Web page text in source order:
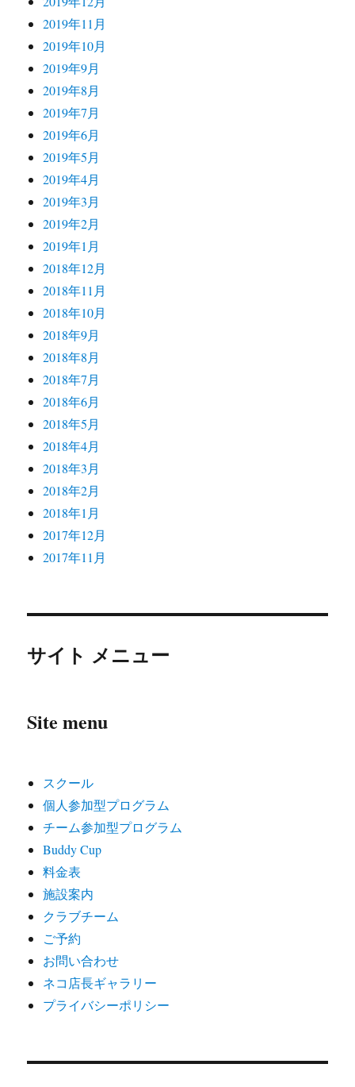
2019年11月
2019年10月
2019年9月
2019年8月
2019年7月
2019年6月
2019年5月
2019年4月
2019年3月
2019年2月
2019年1月
2018年12月
2018年11月
2018年10月
2018年9月
2018年8月
2018年7月
2018年6月
2018年5月
2018年4月
2018年3月
2018年2月
2018年1月
2017年12月
2017年11月
サイト メニュー
Site menu
スクール
個人参加型プログラム
チーム参加型プログラム
Buddy Cup
料金表
施設案内
クラブチーム
ご予約
お問い合わせ
ネコ店長ギャラリー
プライバシーポリシー